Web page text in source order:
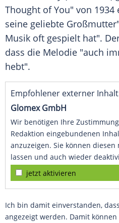
Thought of You" von 1934
seine geliebte
Musik oft gespielt hat".
dass die Melodie "auch
hebt".
Empfohlener externer
Glomex GmbH
Wir benötigen Ihre
Redaktion eingebundenen
anzuzeigen. Sie können
lassen und auch wieder
jetzt aktivieren
Ich bin damit einverstanden,
angezeigt werden. Damit